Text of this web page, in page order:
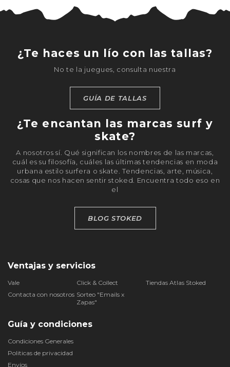
Ventajas y servicios
Vale Click & Collect
Tiendas Atlas Stoked
Contacta con nosotros Sorteo "Emails x
Zapas"
Guía y condiciones
Condiciones Generales
Politicas de privacidad
Envíos
¿Te haces un lío con las tallas?
No te la juegues, consulta nuestra
GUÍA DE TALLAS
¿Te encantan las marcas surf y
skate?
A nosotros sí. Qué significan los nombres de las marcas,
cuál es su filosofía, cuáles las últimas tendencias en moda
urbana estilo surfera o skate. Tendencias, arte, música,
cosas que nos hacen sentir stoked. Encuentra todo eso en
el
BLOG STOKED